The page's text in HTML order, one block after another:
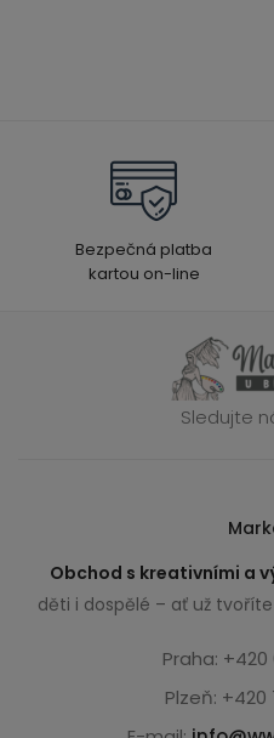
Bezpečná platba
kartou on-line
Sledujte
Obchod s kreativními a
děti i dospělé – ať už
Praha:
Plzeň: +420